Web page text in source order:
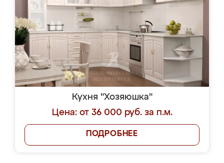
Кухня "Хозяюшка"
Цена: от 36 000 руб. за п.м.
ПОДРОБНЕЕ